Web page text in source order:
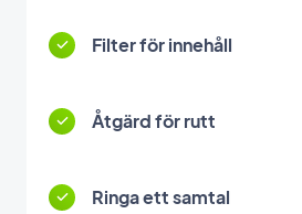
Filter för innehåll
Åtgärd för rutt
Ringa ett samtal